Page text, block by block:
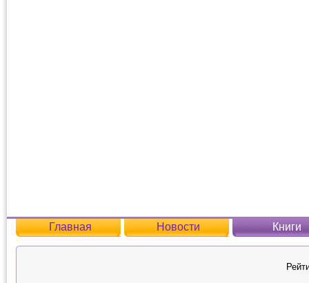
Главная Новости Книги